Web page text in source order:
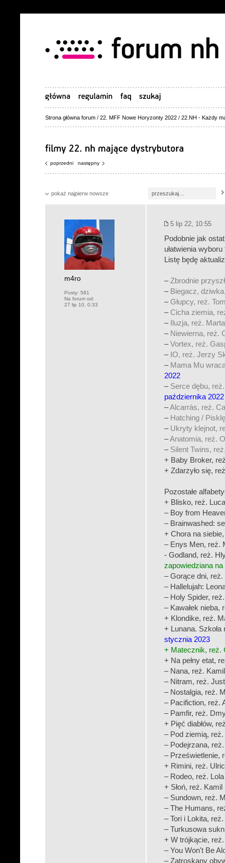
Strona główna forum / 22. MFF Nowe Horyzonty 2022 / 22.NH - Każdy
poprzedni następny
pokaż najpierw nowsze
m4ro
Posty: 581
Na forum od:
27 lip 10, 0:33
5 lip 22, 10:55
Podobnie jak
ułatwienia wyboru
Listę będę
–Zbrodnie
– Biegacz,
–Głupcy, reż.
– Cicha ziemia,
–
Iluzja, reż.
– Niewierna, reż.
–Vortex, reż.
– IO, reż. Jerzy
– Mama Mu
2022
– Serce dębu,
października 2022
–Alcarràs, reż.
– Hatching /
– Ukryty klejnot,
–Anatomia, reż.
– Silent Twins,
+ Baby Broker,
+ Zdarzyło się,
Pozostałe
+ Blisko, reż.
– Boy from
– Brainwashed:
+ Chora na
– Enys Men, reż.
- Godland, reż.
zapowiedziana
– Gorące dni, reż.
– Hallelujah:
– Holy Spider,
– Kawałek nieba,
+ Klondike, reż.
+ Lunana.
stycznia 2023
+ Matecznik, reż.
+ Na pełny etat,
– Nana, reż.
– Nitram, reż.
– Nostalgia, reż.
– Pacifiction, reż.
– Pamfir, reż.
+ Pięć diabłów,
– Pod ziemią,
– Podejrzana,
– Prześwietlenie,
+ Rimini, reż.
– Rodeo, reż.
+ Słoń, reż.
– Sundown, reż.
– The Humans,
– Tori i Lokita,
– Turkusowa
+ W trójkącie,
– You Won't Be
– Zatroskany